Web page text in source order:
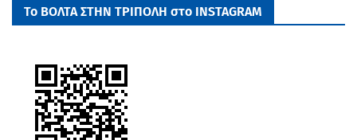
Το ΒΟΛΤΑ ΣΤΗΝ ΤΡΙΠΟΛΗ στο INSTAGRAM